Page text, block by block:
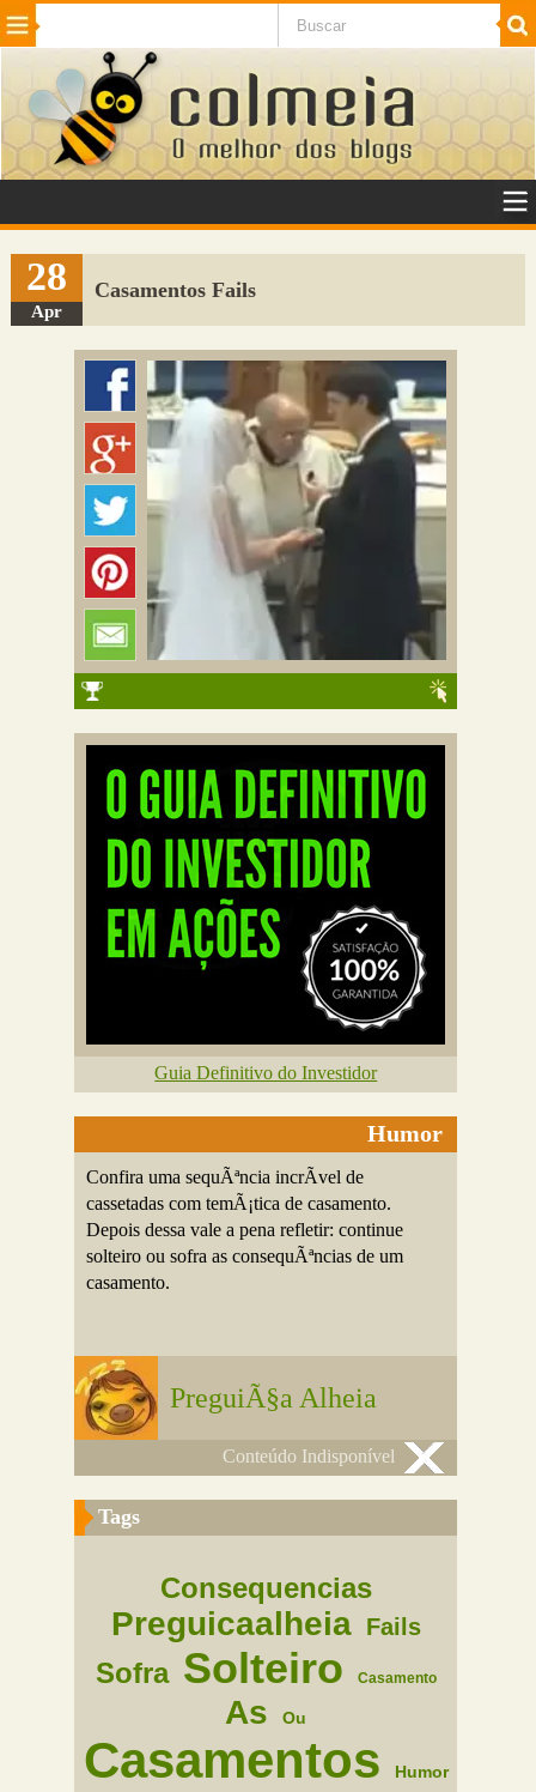
Beleza Cinema e TV
Internet Jogos NotÃ­cias SaÃºde
VeÃ­culos Adulto
Sugerir Link
Adicionar Blog
Colmeia Exchange
Perguntas Frequentes
28
Apr
Casamentos Fails
Guia Definitivo do Investidor
Humor
Confira uma sequÃªncia incrÃ­vel de
cassetadas com temÃ¡tica de casamento.
Depois dessa vale a pena refletir: continue
solteiro ou sofra as consequÃªncias de um
casamento.
PreguiÃ§a Alheia
Conteúdo Indisponível
Tags
Consequencias
Preguicaalheia Fails
Sofra Solteiro Casamento
As Ou
Casamentos Humor